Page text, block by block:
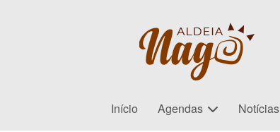
Início Agendas Notícias